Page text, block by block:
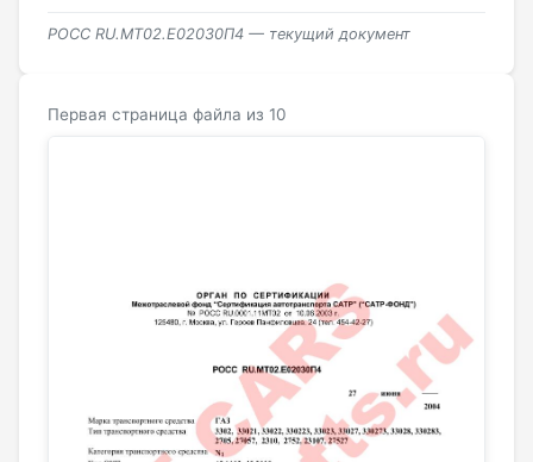
РОСС RU.МТ02.E02030П4 — текущий документ
Первая страница файла из 10